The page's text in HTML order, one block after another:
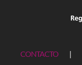
CONTACTO